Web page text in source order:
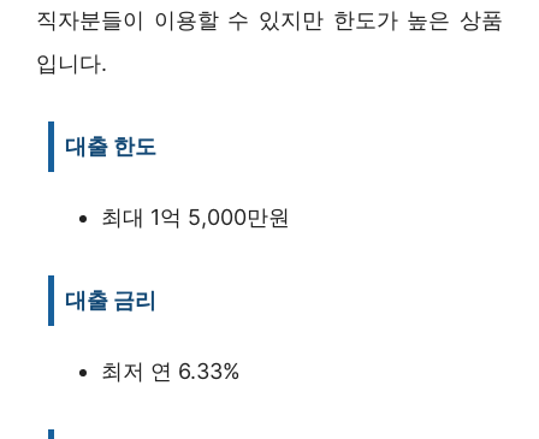
직자분들이 이용할 수 있지만 한도가 높은 상품
입니다.
대출 한도
최대 1억 5,000만원
대출 금리
최저 연 6.33%